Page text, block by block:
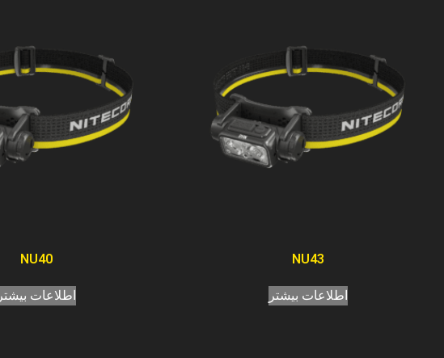
NU43
اطلاعات بیشتر
NU40
اطلاعات بیشتر